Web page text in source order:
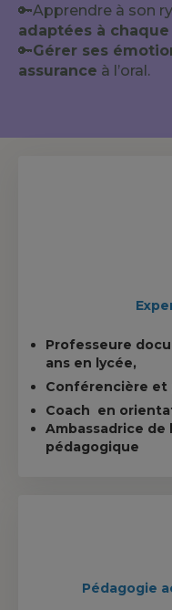
🔑Apprendre à son
adaptées à
🔑Gérer ses
assurance à l’oral.
Professeure
ans en lycée,
Conférencière et
Coach en
Ambassadrice
pédagogique
Pédagogie